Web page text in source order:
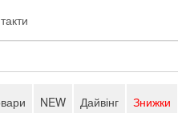
NEW Дайвінг Знижки